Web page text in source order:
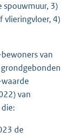
spouwmuur, 3)
vlieringvloer, 4)
van
van
de